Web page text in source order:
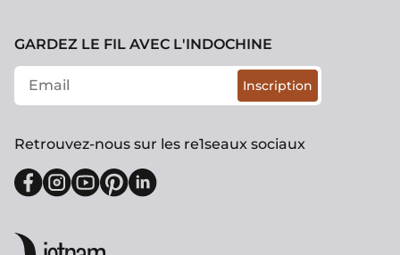
GARDEZ LE FIL AVEC L'INDOCHINE
Inscription
Retrouvez-nous sur les re1seaux sociaux